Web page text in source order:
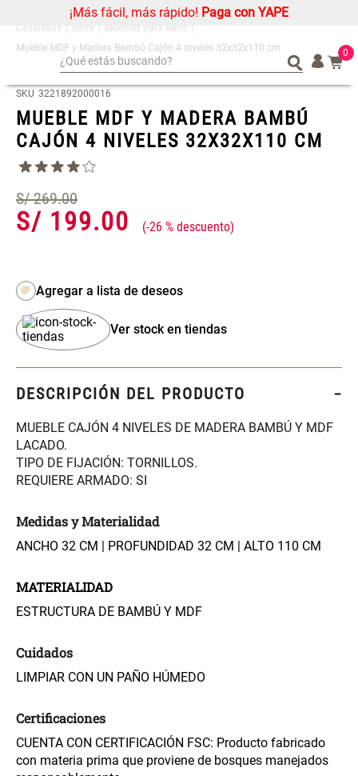
¡Más fácil, más rápido! Paga con YAPE
¿Qué estás buscando? 0
¿Qué estás buscando?
Baño
Muebles para Baño
Mueble MDF y Madera Bambú Cajón 4 niveles 32x32x110 cm
SKU 3221892000016
MUEBLE MDF Y MADERA BAMBÚ
CAJÓN 4 NIVELES 32X32X110 CM
S/ 269.00
S/ 199.00 -26 %
Ver stock en tiendas
DESCRIPCIÓN DEL PRODUCTO
MUEBLE CAJÓN 4 NIVELES DE MADERA BAMBÚ Y MDF
LACADO.
TIPO DE FIJACIÓN: TORNILLOS.
REQUIERE ARMADO: SI
Medidas y Materialidad
ANCHO 32 CM | PROFUNDIDAD 32 CM | ALTO 110 CM
MATERIALIDAD
ESTRUCTURA DE BAMBÚ Y MDF
Cuidados
LIMPIAR CON UN PAÑO HÚMEDO
Certificaciones
CUENTA CON CERTIFICACIÓN FSC: Producto fabricado
con materia prima que proviene de bosques manejados
Mueble MDF y Madera Bambú
Inodoro con Puerta 65x28x171
cm
Hilos
S/ 169.00
con Forro
119 cm
Comoda Bambú con Puertas 80
S/ 319.00S/ 254.90
Almohada Sensación Plumas
S/ 269.00 S/ 69.90S/ 55.90
Organizador
Cojin
Alfombra
Niños
Almohada
Mantel
Cortinas
Individuales
Organizador
Cojin
Alfombra
Niños
Almohada
Mantel
Cortinas
Individuales